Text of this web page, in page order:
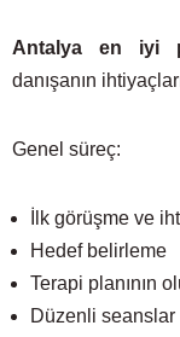
Antalya en iyi
danışanın
Genel süreç:
İlk görüşme ve
Hedef belirleme
Terapi planının
Düzenli seanslar